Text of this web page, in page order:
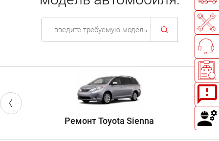
Ремонт Toyota Sienna